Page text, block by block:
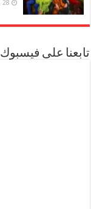
28 يناير، 2026
تابعنا على فيسبوك